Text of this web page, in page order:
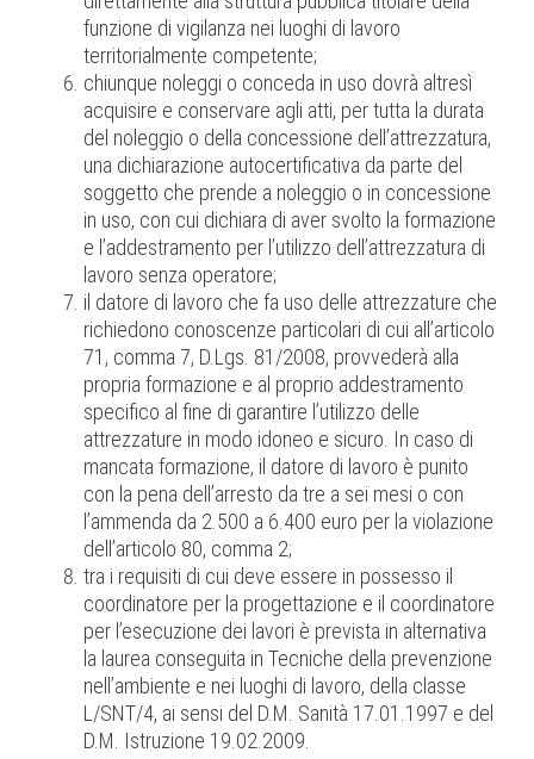
funzione di vigilanza nei luoghi di lavoro
territorialmente competente;
chiunque noleggi o conceda in uso dovrà altresì
acquisire e conservare agli atti, per tutta la durata
del noleggio o della concessione dell’attrezzatura,
una dichiarazione autocertificativa da parte del
soggetto che prende a noleggio o in concessione
in uso, con cui dichiara di aver svolto la formazione
e l’addestramento per l’utilizzo dell’attrezzatura di
lavoro senza operatore;
il datore di lavoro che fa uso delle attrezzature che
richiedono conoscenze particolari di cui all’articolo
71, comma 7, D.Lgs. 81/2008, provvederà alla
propria formazione e al proprio addestramento
specifico al fine di garantire l’utilizzo delle
attrezzature in modo idoneo e sicuro. In caso di
mancata formazione, il datore di lavoro è punito
con la pena dell’arresto da tre a sei mesi o con
l’ammenda da 2.500 a 6.400 euro per la violazione
dell’articolo 80, comma 2;
tra i requisiti di cui deve essere in possesso il
coordinatore per la progettazione e il coordinatore
per l’esecuzione dei lavori è prevista in alternativa
la laurea conseguita in Tecniche della prevenzione
nell’ambiente e nei luoghi di lavoro, della classe
L/SNT/4, ai sensi del D.M. Sanità 17.01.1997 e del
D.M. Istruzione 19.02.2009.